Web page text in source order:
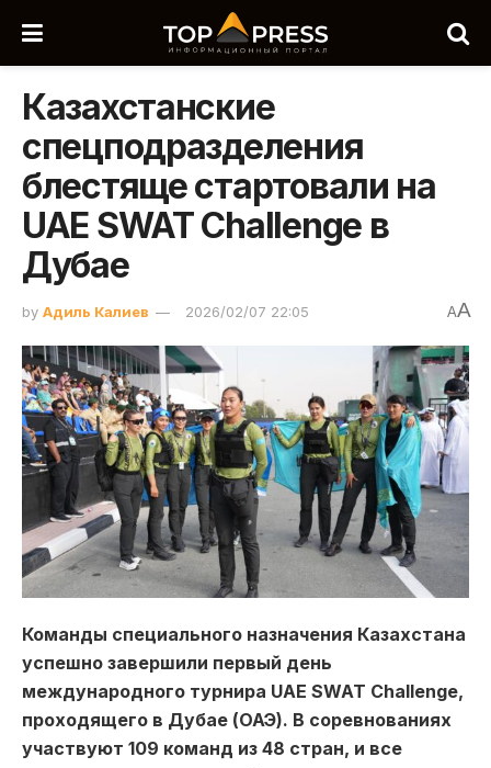
Казахстанские
спецподразделения
блестяще стартовали на
UAE SWAT Challenge в
Дубае
by Адиль Калиев 2026/02/07 22:05 AA
Команды специального назначения Казахстана
успешно завершили первый день
международного турнира UAE SWAT Challenge,
проходящего в Дубае (ОАЭ). В соревнованиях
участвуют 109 команд из 48 стран, и все